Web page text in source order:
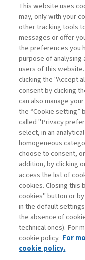
di
La consultazione
agli abbonati
Legenda: Accedi Per
Contatti
Abbonamenti
Archivio rubriche
Privacy
This website uses
may, only with your
other tracking tools
messages or offer
the preferences you
purpose of analysing
users of this
clicking the "Accept
consent by clicking
can also manage
the “Cookie setting”
called "Privacy
select, in an
homogeneous
choose to consent,
addition, by clicking
access the list of
cookies. Closing this
cookies" button or
in the default
the absence of
technical ones). For
cookie policy. For
cookie policy.